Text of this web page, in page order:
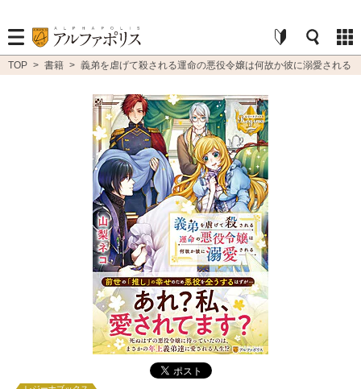
TOP > 書籍 > 義弟を虐げて殺される運命の悪役令嬢は何故か彼に溺愛される